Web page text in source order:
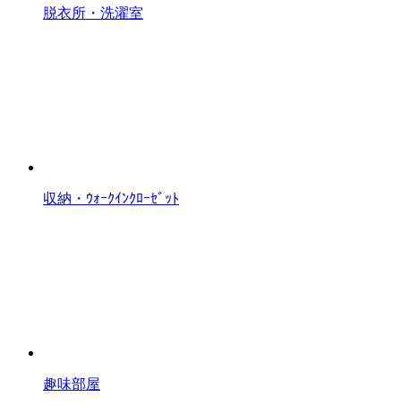
脱衣所・洗濯室
収納・ｳｫｰｸｲﾝｸﾛｰｾﾞｯﾄ
趣味部屋